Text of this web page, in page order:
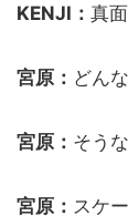
KENJI： 真
宮原： どん
宮原： そう
宮原： スケ